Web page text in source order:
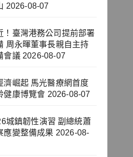
2026-08-07
！臺灣港務公司提前部署
周永暉董事長親自主持
會議 2026-08-07
濟崛起 馬光醫療網首度
健康博覽會 2026-08-07
城鎮韌性演習 副總統蕭
應變整備成果 2026-08-